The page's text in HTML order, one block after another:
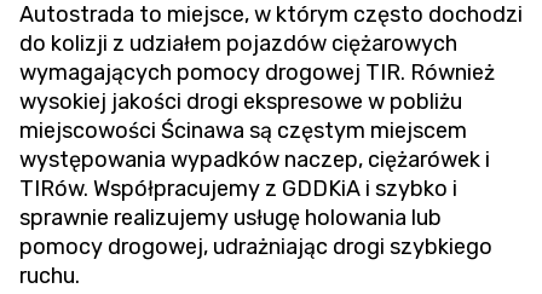
Autostrada to miejsce, w którym często dochodzi
do kolizji z udziałem pojazdów ciężarowych
wymagających pomocy drogowej TIR. Również
wysokiej jakości drogi ekspresowe w pobliżu
miejscowości Ścinawa są częstym miejscem
występowania wypadków naczep, ciężarówek i
TIRów. Współpracujemy z GDDKiA i szybko i
sprawnie realizujemy usługę holowania lub
pomocy drogowej, udrażniając drogi szybkiego
ruchu.